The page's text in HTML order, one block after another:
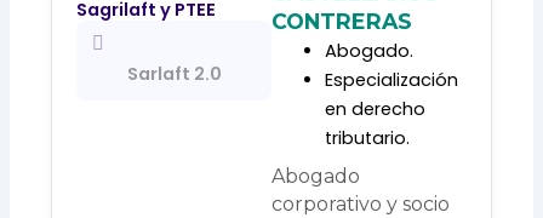
Sagrilaft y PTEE
Sarlaft 2.0
CONTRERAS
Abogado.
Especialización
en derecho
tributario.
Abogado
corporativo y socio